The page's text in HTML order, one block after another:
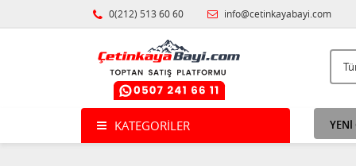
0(212) 513 60 60 info@cetinkayabayi.com
KATEGORILER YENİ
Bant Şeffaf 2mt
Noki poşet dosya ECO
100'lü